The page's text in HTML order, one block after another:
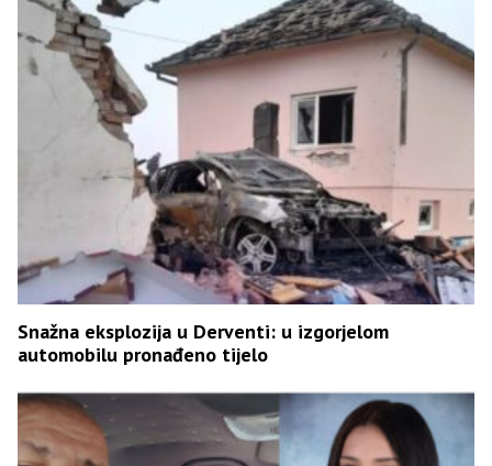
Snažna eksplozija u Derventi: u izgorjelom
automobilu pronađeno tijelo